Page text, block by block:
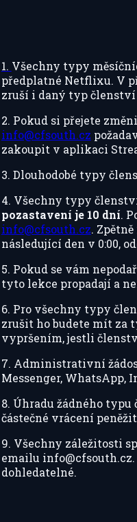
1. Všechny typy
předplatné Netflixu. V
zruší i daný typ
2. Pokud si přejete
info@cfsouth.cz
zakoupit v aplikaci
3. Dlouhodobé typy
4. Všechny typy
pozastavení je 10 dní.
info@cfsouth.cz.
následující den v 0:00,
5. Pokud se vám
tyto lekce propadají a
6. Pro všechny typy
zrušit ho budete mít za
vypršením, jestli
7. Administrativní
Messenger, WhatsApp,
8. Úhradu žádného
částečné vrácení
9. Všechny záležitosti
emailu
dohledatelné.